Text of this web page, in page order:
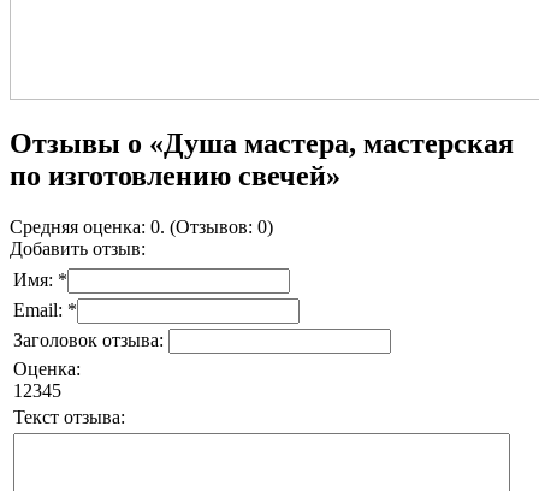
Отзывы о «Душа мастера, мастерская
по изготовлению свечей»
Средняя оценка: 0. (Отзывов: 0)
Добавить отзыв:
Имя: *
Email: *
Заголовок отзыва:
Оценка:
1 2345
Текст отзыва: